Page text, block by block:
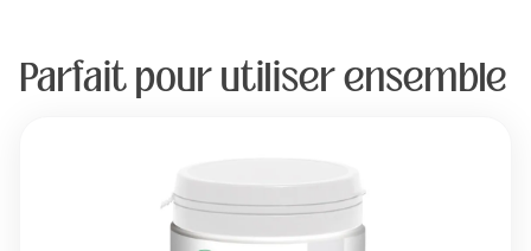
Parfait pour utiliser ensemble